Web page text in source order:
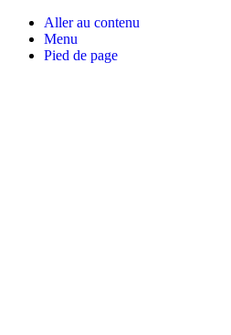
Aller au contenu
Menu
Pied de page